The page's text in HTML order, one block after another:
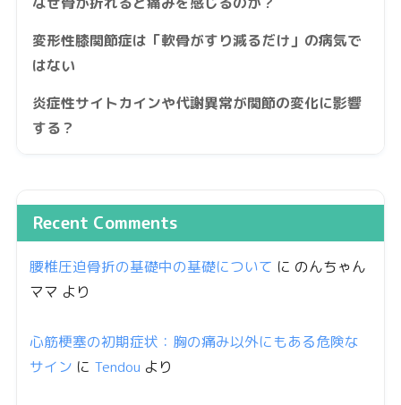
変形性膝関節症は「軟骨がすり減るだけ」の病気で
はない
炎症性サイトカインや代謝異常が関節の変化に影響
する？
Recent Comments
腰椎圧迫骨折の基礎中の基礎について に のんちゃん
ママ より
心筋梗塞の初期症状：胸の痛み以外にもある危険な
サイン に Tendou より